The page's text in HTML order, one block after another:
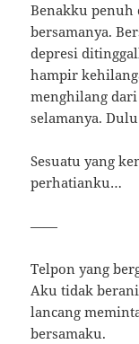
Benakku penuh
bersamanya.
depresi
hampir
menghilang
selamanya.
Sesuatu yang
perhatianku…
——
Telpon yang
Aku tidak
lancang
bersamaku.